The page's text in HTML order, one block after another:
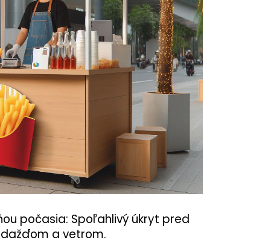
počasia: Spoľahlivý úkryt pred
dažďom a vetrom.